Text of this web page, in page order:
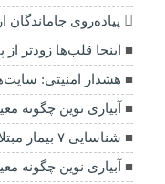
پیاده‌روی جاماندگان
اینجا قلب‌ها زودتر از
هشدار امنیتی:
آبیاری نوین چگونه
شناسایی ۷ بیمار مبتلا به سیاه‌سرفه در اردبیل
آبیاری نوین چگونه